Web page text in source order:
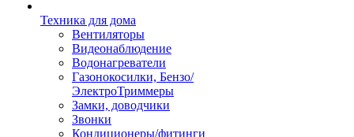
Техника для дома
Вентиляторы
Видеонаблюдение
Водонагреватели
Газонокосилки, Бензо/
ЭлектроТриммеры
Замки, доводчики
Звонки
Кондиционеры/фитинги